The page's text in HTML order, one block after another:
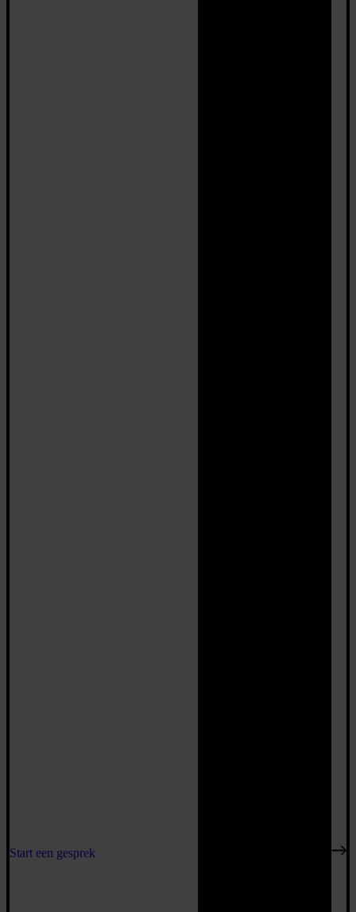
Start een gesprek